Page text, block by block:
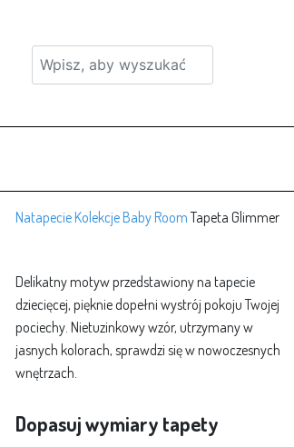
Natapecie Kolekcje Baby Room Tapeta Glimmer
Delikatny motyw przedstawiony na tapecie
dziecięcej, pięknie dopełni wystrój pokoju Twojej
pociechy. Nietuzinkowy wzór, utrzymany w
jasnych kolorach, sprawdzi się w nowoczesnych
wnętrzach.
Dopasuj wymiary tapety